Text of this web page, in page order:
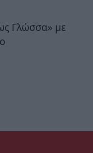
Γλώσσα» με